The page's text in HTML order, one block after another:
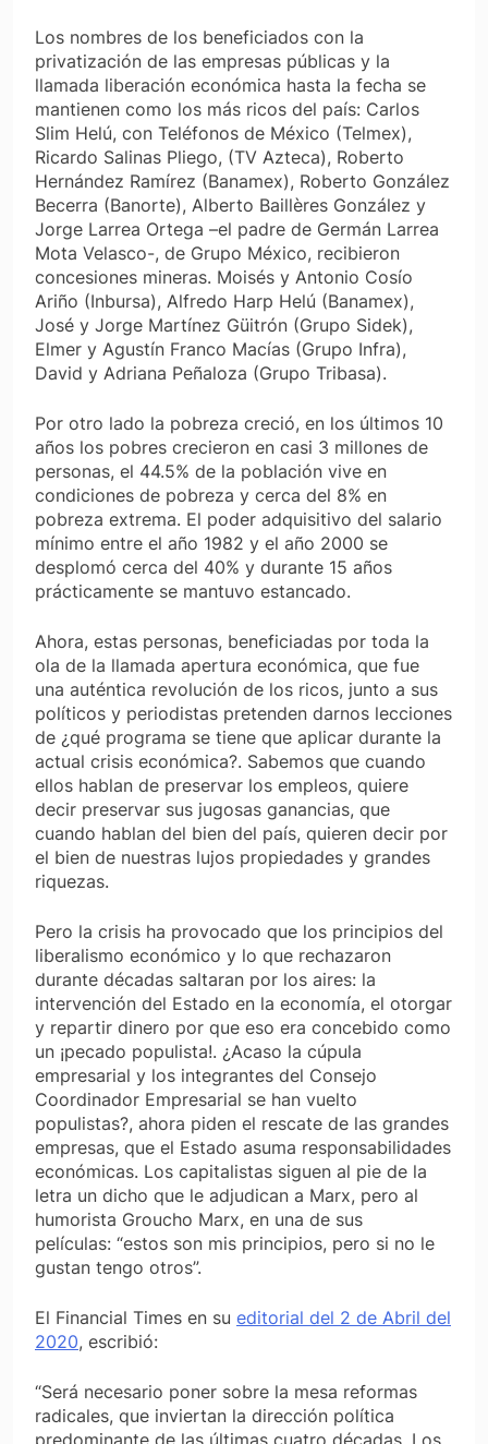
Los nombres de los beneficiados con la
privatización de las empresas públicas y la
llamada liberación económica hasta la fecha se
mantienen como los más ricos del país: Carlos
Slim Helú, con Teléfonos de México (Telmex),
Ricardo Salinas Pliego, (TV Azteca), Roberto
Hernández Ramírez (Banamex), Roberto González
Becerra (Banorte), Alberto Baillères González y
Jorge Larrea Ortega –el padre de Germán Larrea
Mota Velasco-, de Grupo México, recibieron
concesiones mineras. Moisés y Antonio Cosío
Ariño (Inbursa), Alfredo Harp Helú (Banamex),
José y Jorge Martínez Güitrón (Grupo Sidek),
Elmer y Agustín Franco Macías (Grupo Infra),
David y Adriana Peñaloza (Grupo Tribasa).
Por otro lado la pobreza creció, en los últimos 10
años los pobres crecieron en casi 3 millones de
personas, el 44.5% de la población vive en
condiciones de pobreza y cerca del 8% en
pobreza extrema. El poder adquisitivo del salario
mínimo entre el año 1982 y el año 2000 se
desplomó cerca del 40% y durante 15 años
prácticamente se mantuvo estancado.
Ahora, estas personas, beneficiadas por toda la
ola de la llamada apertura económica, que fue
una auténtica revolución de los ricos, junto a sus
políticos y periodistas pretenden darnos lecciones
de ¿qué programa se tiene que aplicar durante la
actual crisis económica?. Sabemos que cuando
ellos hablan de preservar los empleos, quiere
decir preservar sus jugosas ganancias, que
cuando hablan del bien del país, quieren decir por
el bien de nuestras lujos propiedades y grandes
riquezas.
Pero la crisis ha provocado que los principios del
liberalismo económico y lo que rechazaron
durante décadas saltaran por los aires: la
intervención del Estado en la economía, el otorgar
y repartir dinero por que eso era concebido como
un ¡pecado populista!. ¿Acaso la cúpula
empresarial y los integrantes del Consejo
Coordinador Empresarial se han vuelto
populistas?, ahora piden el rescate de las grandes
empresas, que el Estado asuma responsabilidades
económicas. Los capitalistas siguen al pie de la
letra un dicho que le adjudican a Marx, pero al
humorista Groucho Marx, en una de sus
películas: “estos son mis principios, pero si no le
gustan tengo otros”.
El Financial Times en su editorial del 2 de Abril del
2020, escribió:
“Será necesario poner sobre la mesa reformas
radicales, que inviertan la dirección política